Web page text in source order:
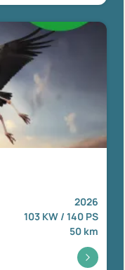
2026
103 KW / 140 PS
50 km